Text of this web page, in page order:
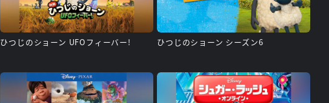
ひつじのショーン UFOフィーバー! ひつじのショーン シーズン6